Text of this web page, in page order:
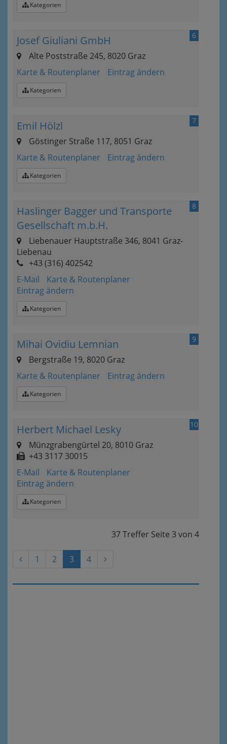
Kategorien
6
Josef Giuliani GmbH
Alte Poststraße 245, 8020 Graz
Karte & Routenplaner
Eintrag ändern
Kategorien
7
Emil Hölzl
Göstinger Straße 117, 8051 Graz
Karte & Routenplaner
Eintrag ändern
Kategorien
8
Haslinger Bagger und Transporte
Gesellschaft m.b.H.
Liebenauer Hauptstraße 346, 8041 Graz-
Liebenau
+43 (316) 402542
E-Mail
Karte & Routenplaner
Eintrag ändern
Kategorien
9
Mihai Ovidiu Lemnian
Bergstraße 19, 8020 Graz
Karte & Routenplaner
Eintrag ändern
Kategorien
10
Herbert Michael Lesky
Münzgrabengürtel 20, 8010 Graz
+43 3117 30015
E-Mail
Karte & Routenplaner
Eintrag ändern
Kategorien
37 Treffer Seite 3 von 4
1 2 3 4